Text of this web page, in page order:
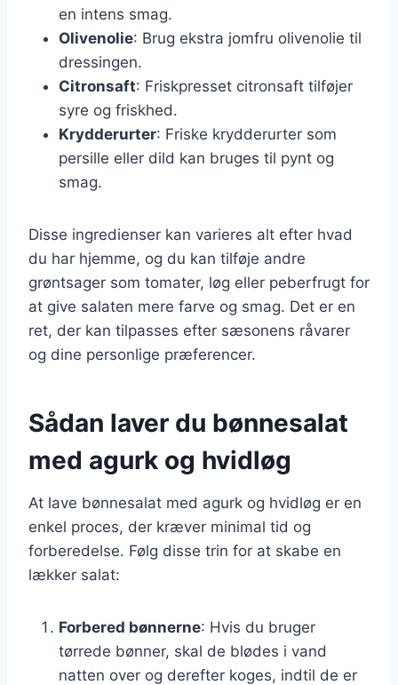
en intens smag.
Olivenolie: Brug ekstra jomfru olivenolie til
dressingen.
Citronsaft: Friskpresset citronsaft tilføjer
syre og friskhed.
Krydderurter: Friske krydderurter som
persille eller dild kan bruges til pynt og
smag.
Disse ingredienser kan varieres alt efter hvad
du har hjemme, og du kan tilføje andre
grøntsager som tomater, løg eller peberfrugt for
at give salaten mere farve og smag. Det er en
ret, der kan tilpasses efter sæsonens råvarer
og dine personlige præferencer.
Sådan laver du bønnesalat
med agurk og hvidløg
At lave bønnesalat med agurk og hvidløg er en
enkel proces, der kræver minimal tid og
forberedelse. Følg disse trin for at skabe en
lækker salat:
Forbered bønnerne: Hvis du bruger
tørrede bønner, skal de blødes i vand
natten over og derefter koges, indtil de er